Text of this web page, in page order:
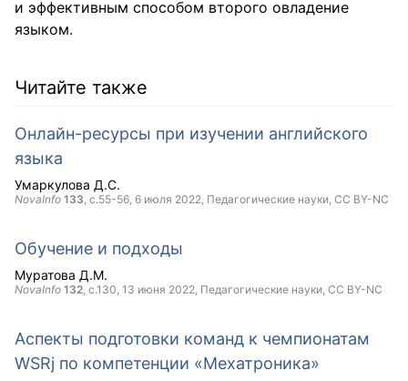
и эффективным способом второго овладение
языком.
Читайте также
Онлайн-ресурсы при изучении английского
языка
Умаркулова Д.С.
NovaInfo 133, с.55-56, 6 июля 2022, Педагогические науки, CC BY-NC
Обучение и подходы
Муратова Д.М.
NovaInfo 132, с.130, 13 июня 2022, Педагогические науки, CC BY-NC
Аспекты подготовки команд к чемпионатам
WSRj по компетенции «Мехатроника»